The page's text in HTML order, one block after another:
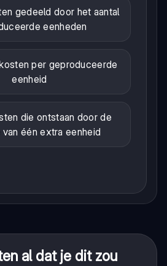
gedeeld door het aantal
eenheden
per geproduceerde
eenheid
die ontstaan door de
één extra eenheid
al dat je dit zou